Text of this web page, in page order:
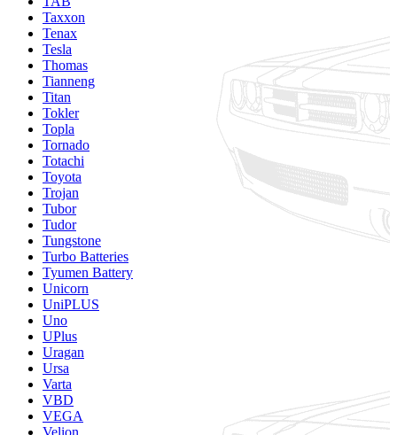
Taxxon
Tenax
Tesla
Thomas
Tianneng
Titan
Tokler
Topla
Tornado
Totachi
Toyota
Trojan
Tubor
Tudor
Tungstone
Turbo Batteries
Tyumen Battery
Unicorn
UniPLUS
Uno
UPlus
Uragan
Ursa
Varta
VBD
VEGA